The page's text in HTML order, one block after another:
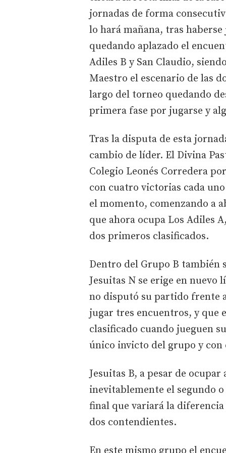
jornadas de forma
lo hará mañana, tras
quedando aplazado el
Adiles B y San Claudio,
Maestro el escenario de las
largo del torneo quedando
primera fase por jugarse y
Tras la disputa de esta
cambio de líder. El Divina
Colegio Leonés Corredera
con cuatro victorias cada
el momento, comenzando a
que ahora ocupa Los Adiles
dos primeros clasificados.
Dentro del Grupo B también
Jesuitas N se erige en nuevo
no disputó su partido frente
jugar tres encuentros, y que
clasificado cuando jueguen
único invicto del grupo y
Jesuitas B, a pesar de
inevitablemente el segundo
final que variará la
dos contendientes.